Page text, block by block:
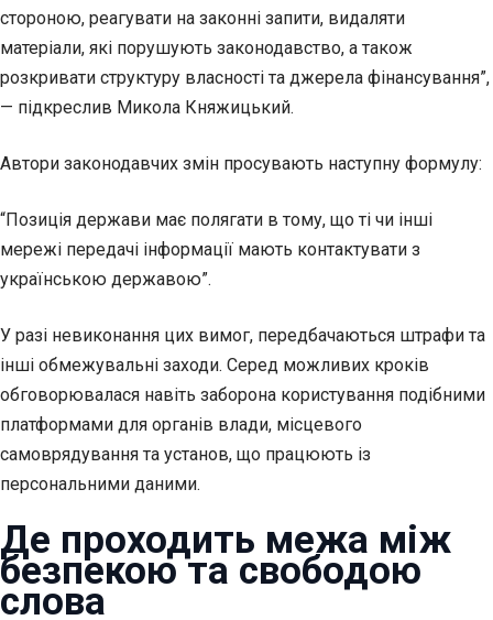
стороною, реагувати на законні запити, видаляти
матеріали, які порушують законодавство, а також
розкривати структуру власності та джерела фінансування”,
— підкреслив Микола Княжицький.
Автори законодавчих змін просувають наступну формулу:
“Позиція держави має полягати в тому, що ті чи інші
мережі передачі інформації мають контактувати з
українською державою”.
У разі невиконання цих вимог, передбачаються штрафи та
інші обмежувальні заходи. Серед можливих кроків
обговорювалася навіть заборона користування подібними
платформами для органів влади, місцевого
самоврядування та установ, що працюють із
персональними даними.
Де проходить межа між
безпекою та свободою
слова